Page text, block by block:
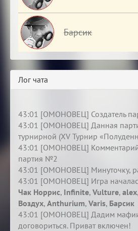
Барсик
Лог чата
43:01 [ОМОНОВЕЦ] Создатель
43:01 [ОМОНОВЕЦ] Данная
турнирной (XV Турнир
43:01 [ОМОНОВЕЦ] Комментарий
партия №2
43:01 [ОМОНОВЕЦ] Минуточку,
43:01 [ОМОНОВЕЦ] Игра
Чак Норрис, Infinite, Vulture, alex,
Воздух, Anthurium, Varis, Барсик
43:01 [ОМОНОВЕЦ] Дадим
договориться. Приват включен!